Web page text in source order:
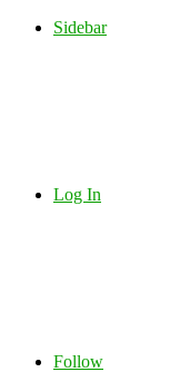
Sidebar
Log In
Follow